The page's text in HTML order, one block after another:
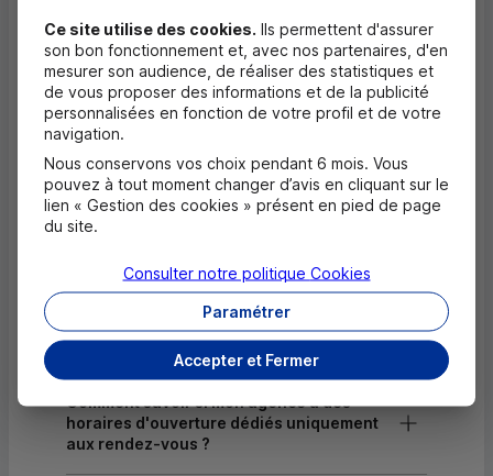
Dépôt valorisé de chèques EUR
Dépôt de chèques EUR
Equipement pour déficients visuels
Masquer
Questions fréquentes
l'ouverture d'un compte pour un majeur ?
Où trouver les numéros d'urgence ?
Comment savoir si mon agence a des
horaires d'ouverture dédiés uniquement
aux rendez-vous ?
Ce site utilise des cookies. Ils permettent d'assurer
son bon fonctionnement et, avec nos partenaires, d'en
mesurer son audience, de réaliser des statistiques et
de vous proposer des informations et de la publicité
personnalisées en fonction de votre profil et de votre
navigation.
Nous conservons vos choix pendant 6 mois. Vous
pouvez à tout moment changer d’avis en cliquant sur le
lien « Gestion des cookies » présent en pied de page
du site.
Accepter et Fermer
Paramétrer
Consulter notre politique Cookies